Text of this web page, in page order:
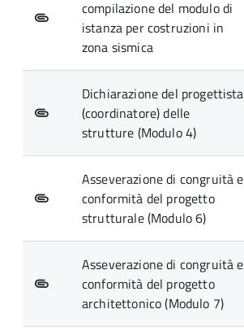
compilazione del modulo di
istanza per costruzioni in
zona sismica
Dichiarazione del progettista
(coordinatore) delle
strutture (Modulo 4)
Asseverazione di congruità e
conformità del progetto
strutturale (Modulo 6)
Asseverazione di congruità e
conformità del progetto
architettonico (Modulo 7)